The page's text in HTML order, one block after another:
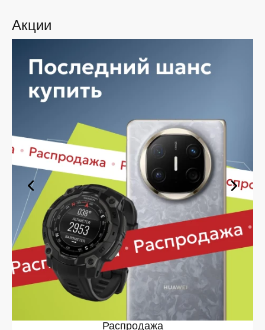
и интеллектуальными решениями, которые делают
каждую укладку комфортной и безопасной. Ниже —
Интеллектуальный контроль температуры
защищает волосы от перегрева.
Высокоскоростной мотор обеспечивает
стабильный поток воздуха.
аксессуары одним движением.
Модель оснащают съёмным фильтром для
лёгкой чистки и долговечности.
Устройство имеет эргономичную форму и лёгкий
вес, удобный для длительной работы.
Эта модель идеально подойдёт тем, кто ценит
качество техники и продуманный функционал.
Устройства от Dyson давно зарекомендовали себя в
профессиональной среде.
Где заказать Dyson Supersonic r
HD18 в Курске: лучшие
возможности на iSpace
Покупка фена премиального класса требует
надёжного поставщика. Магазин iSpace предлагает
выгодные условия и удобный сервис:
Акции
Распродажа